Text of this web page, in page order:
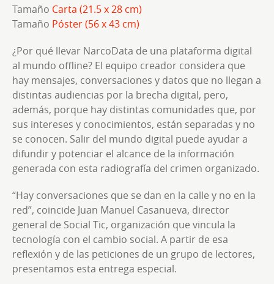
Tamaño Carta (21.5 x 28 cm)
Tamaño Póster (56 x 43 cm)
¿Por qué llevar NarcoData de una plataforma digital
al mundo offline? El equipo creador considera que
hay mensajes, conversaciones y datos que no llegan a
distintas audiencias por la brecha digital, pero,
además, porque hay distintas comunidades que, por
sus intereses y conocimientos, están separadas y no
se conocen. Salir del mundo digital puede ayudar a
difundir y potenciar el alcance de la información
generada con esta radiografía del crimen organizado.
“Hay conversaciones que se dan en la calle y no en la
red”, coincide Juan Manuel Casanueva, director
general de Social Tic, organización que vincula la
tecnología con el cambio social. A partir de esa
reflexión y de las peticiones de un grupo de lectores,
presentamos esta entrega especial.